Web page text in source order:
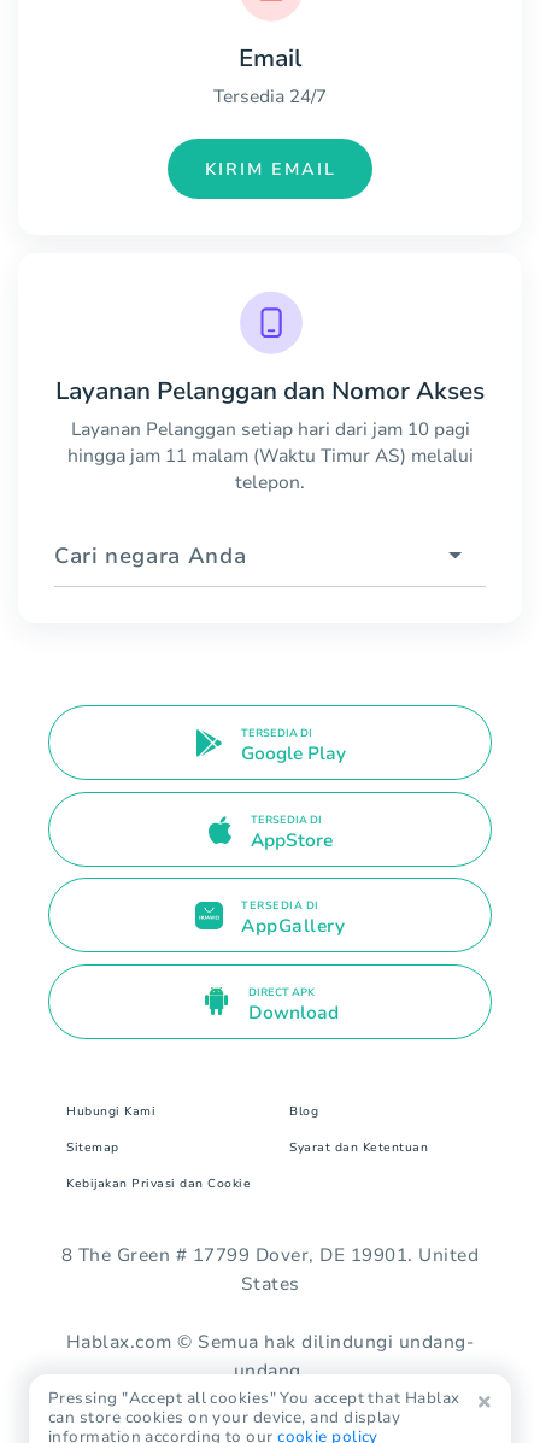
Email
Tersedia 24/7
KIRIM EMAIL
Layanan Pelanggan dan Nomor Akses
Layanan Pelanggan setiap hari dari jam 10 pagi
hingga jam 11 malam (Waktu Timur AS) melalui
telepon.
Cari negara Anda
TERSEDIA DI
Google Play
TERSEDIA DI
AppStore
TERSEDIA DI
AppGallery
DIRECT APK
Download
Hubungi Kami Blog
Sitemap Syarat dan Ketentuan
Kebijakan Privasi dan Cookie
8 The Green # 17799 Dover, DE 19901. United
States
Hablax.com © Semua hak dilindungi undang-
undang.
Pressing "Accept all cookies" You accept that Hablax
can store cookies on your device, and display
information according to ourcookie policy